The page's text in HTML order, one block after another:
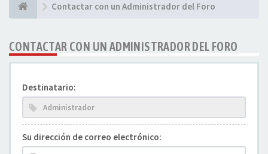
Contactar con un Administrador del Foro
CONTACTAR CON UN ADMINISTRADOR DEL FORO
Destinatario:
Su dirección de correo electrónico: